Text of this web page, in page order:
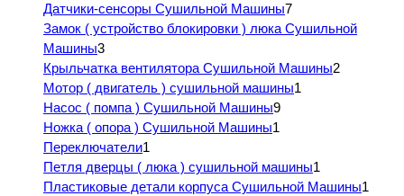
Датчики-сенсоры Сушильной Машины7
Замок ( устройство блокировки ) люка Сушильной
Машины3
Крыльчатка вентилятора Сушильной Машины2
Мотор ( двигатель ) сушильной машины1
Насос ( помпа ) Сушильной Машины9
Ножка ( опора ) Сушильной Машины1
Переключатели1
Петля дверцы ( люка ) сушильной машины1
Пластиковые детали корпуса Сушильной Машины1